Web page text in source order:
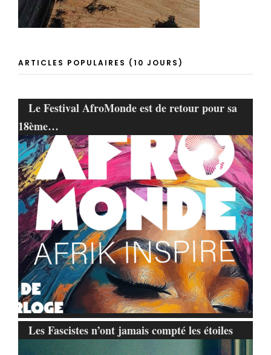
ARTICLES POPULAIRES (10 JOURS)
Le Festival AfroMonde est de retour pour sa
18ème…
Les Fascistes n’ont jamais compté les étoiles